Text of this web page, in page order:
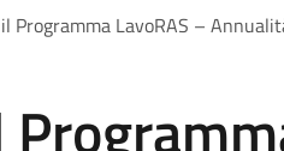
Programma LavoRAS –